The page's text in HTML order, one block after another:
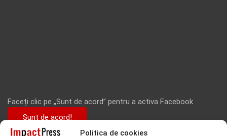
Politica de cookies
Faceți clic pe „Sunt de acord” pentru a activa Facebook
Sunt de acord!